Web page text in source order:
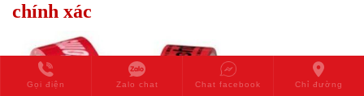
chính xác
Gọi điện Zalo chat Chat facebook Chỉ đường